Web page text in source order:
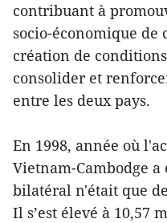
contribuant à
socio-économique de
création de
consolider et
entre les deux pays.
En 1998, année où
Vietnam-Cambodge
bilatéral n'était que
Il s’est élevé à 10,57